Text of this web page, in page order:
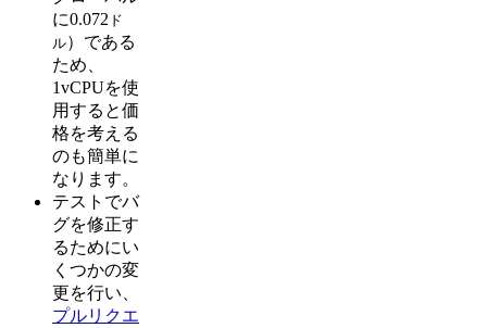
に0.072 ド
ル）である
ため、
1vCPUを使
用すると価
格を考える
のも簡単に
なります。
テストでバ
グを修正す
るためにい
くつかの変
更を行い、
プルリクエ